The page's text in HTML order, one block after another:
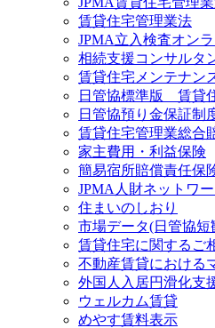
賃貸住宅管理業法
JPMA立入検査オン
相続支援コンサルタ
賃貸住宅メンテナン
日管協標準版 賃貸
日管協預り金保証制
賃貸住宅管理業総合
家主費用・利益保険
簡易宿所賠償責任保
JPMA人財ネットワ
住まいのしおり
市場データ(日管協短
賃貸住宅に関するご
不動産賃貸における
外国人入居円滑化支
ウェルカム賃貸
めやす賃料表示